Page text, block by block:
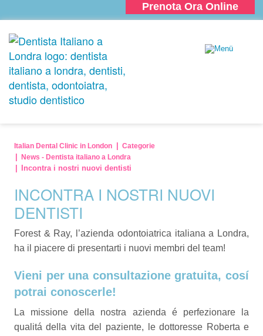
Prenota Ora Online
Italian Dental Clinic in London
Categorie
News - Dentista italiano a Londra
Incontra i nostri nuovi dentisti
INCONTRA I NOSTRI NUOVI
DENTISTI
Forest & Ray, l’azienda odontoiatrica italiana a Londra,
ha il piacere di presentarti i nuovi membri del team!
Vieni per una consultazione gratuita, cosí
potrai conoscerle!
La missione della nostra azienda é perfezionare la
qualitá della vita del paziente, le dottoresse Roberta e